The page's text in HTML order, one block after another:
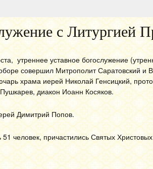
с Литургией
утреннее уставное богослужение
совершил Митрополит Саратовский и
храма иерей Николай Генсицкий,
диакон Иоанн Косяков.
Димитрий Попов.
человек, причастились Святых